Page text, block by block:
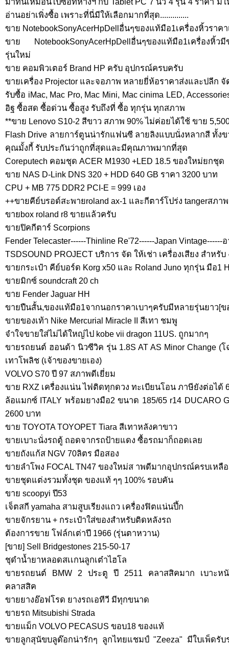
อ่านอย่าเพิ่งซื้อ เพราะที่นี่มีให้เลือกมากที่สุด..............
ขาย NotebookSonyAcerHpDellอื่นๆของแท้มือ1เครื่องหิ้วรา
ขาย NotebookSonyAcerHpDellอื่นๆของแท้มือ1เครื่องหิ้วมี
รุ่นใหม่
ขาย คอมพิวเตอร์ Brand HP ครับ อุปกรณ์ครบครับ
ขายเครื่อง Projector และจอภาพ หลายยี่ห้อราคาส่งและปลีก จั
รับซื้อ iMac, Mac Pro, Mac Mini, Mac cinima LED,
อิฐ ซื้อสด ซื้อด่วน ซื้อสูง รับถึงที่ ซื้อ ทุกรุ่น ทุกสภาพ
**ขาย Lenovo S10-2 สีขาว สภาพ 90% ไม่ค่อยได้ใช้ ขาย
Flash Drive ลายการ์ตูนน่ารักแฟนซี ลายลิงแบบนั่งหลากสี ทั้งข
คุณมั้งกี้ รับประกันว่าถูกที่สุดและมีคุณภาพมากที่สุด
Coreputech คอมชุด ACER M1930 +LED 18.5 ของใหม่ยกชุด
ขาย NAS D-Link DNS 320 + HDD 640 GB ราคา 3200 บาท
CPU + MB 775 DDR2 PCI-E = 999 เอง
++ขายคีย์บรอด์สะพายroland ax-1 และกีตาร์โปร่ง tangerสภา
ขายbox roland r8 ขายแล้วครับ
ขายปิคกีตาร์ Scorpions
Fender Telecaster------Thinline Re'72------Japan Vintage------
TSDSOUND PROJECT บริการ จัด ให้เช่า เครื่องเสียง สำหรั
ขายกระเป๋า คีย์บอร์ด Korg x50 และ Roland Juno ทุกรุ่น มือ1
ขายมิกซ์ soundcraft 20 ch
ขาย Fender Jaguar HH
ขายปืนสั้น,ของแท้มือ1จากนอกราคาเบาๆครับมีหลายรุ่นยาว[ข
ขายของเท้า Nike Mercurial Miracle II สีเทา ชมพู
จำใจขายใส่ไม่ได้ใหญ่ไป kobe vii dragon 11US. ถูกมากๆ
ขายรถยนต์ ฮอนด้า นิวซีวิค รุ่น 1.8S AT AS Minor Change
เทาโพลิช (เจ้าของขายเอง)
VOLVO S70 ปี 97 สภาพดีเยี่ยม
ขาย RXZ เครื่องแน่น ไฟติดทุกดวง ทะเบียนโอน ภาษียังต่อได้
ล้อแมกซ์ ITALY พร้อมยางมือ2 ขนาด 185/65 r14 DUCARO
2600 บาท
ขาย TOYOTA TOYOPET Tiara สีเทาหลังคาขาว
ขายเบาะนั่งรถตู้ ถอดจากรถป้ายแดง ซื้อรถมาก็ถอดเลย
ขายถังแก้ส NGV 70ลิตร มือสอง
ขายลำโพง FOCAL TN47 ของใหม่ส าพดีมากอุปกรณ์ครบเหลื
ขายชุดแต่งรวมทั้งชุด ของแท้ ๆๆ 100% รอบคัน
ขาย scoopyi ปี53
เจ็ตสกี yamaha สามสูบเรียงแถว เครื่องฟิตแน่นปึ้ก
ขายจักรยาน + กระเป๋าใส่ของสำหรับติดหลังรถ
ต้องการขาย โฟล์กเต่าปี 1966 (รุ่นตาหวาน)
[ขาย] Sell Bridgestones 215-50-17
ชุดำน้ำยาหลอดสเเกนลูกเต๋าไฮโล
ขายรถยนต์ BMW 2 ประตู ปี 2511 คลาสสิคมาก เบาะหนั
คลาสสิค
ขายยางอ๊อฟโรด ยางรถเอทีวี มีทุกขนาด
ขายรถ Mitsubishi Strada
ขายแม็ก VOLVO PECASUS ขอบ18 ของแท้
ขายลูกสุนัขบลูด๊อกน่ารักๆ ลูกไทยแชมป์ "Zeeza" มีใบเพ็ดรั